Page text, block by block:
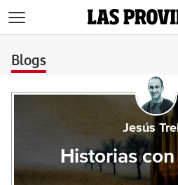
Blogs
Jesús
Historias con